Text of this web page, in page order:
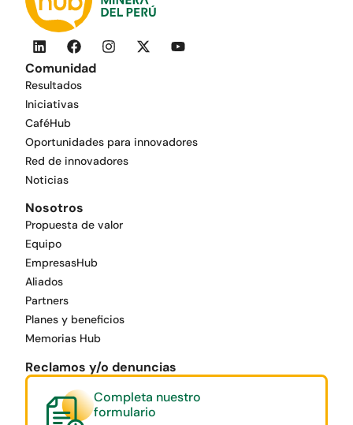
Comunidad
Resultados
Iniciativas
CaféHub
Oportunidades para innovadores
Red de innovadores
Noticias
Nosotros
Propuesta de valor
Equipo
EmpresasHub
Aliados
Partners
Planes y beneficios
Memorias Hub
Reclamos y/o denuncias
Completa nuestro
formulario